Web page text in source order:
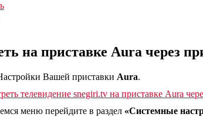
на приставке Aura через
Вашей приставки Aura.
меню перейдите в раздел «Системные